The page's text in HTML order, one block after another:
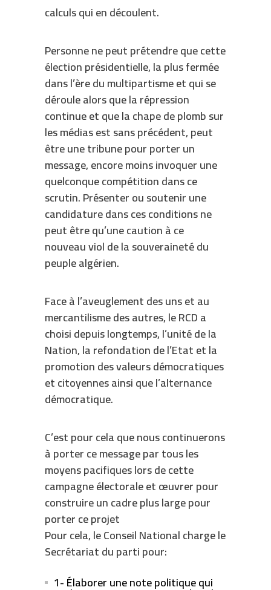
calculs qui en découlent.
Personne ne peut prétendre que cette
élection présidentielle, la plus fermée
dans l’ère du multipartisme et qui se
déroule alors que la répression
continue et que la chape de plomb sur
les médias est sans précédent, peut
être une tribune pour porter un
message, encore moins invoquer une
quelconque compétition dans ce
scrutin. Présenter ou soutenir une
candidature dans ces conditions ne
peut être qu’une caution à ce
nouveau viol de la souveraineté du
peuple algérien.
Face à l’aveuglement des uns et au
mercantilisme des autres, le RCD a
choisi depuis longtemps, l’unité de la
Nation, la refondation de l’Etat et la
promotion des valeurs démocratiques
et citoyennes ainsi que l’alternance
démocratique.
C’est pour cela que nous continuerons
à porter ce message par tous les
moyens pacifiques lors de cette
campagne électorale et œuvrer pour
construire un cadre plus large pour
porter ce projet
Pour cela, le Conseil National charge le
Secrétariat du parti pour:
1- Élaborer une note politique qui